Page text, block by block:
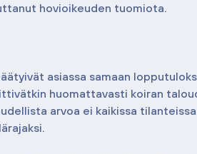
hovioikeuden tuomiota.
asiassa samaan
huomattavasti koiran
arvoa ei kaikissa